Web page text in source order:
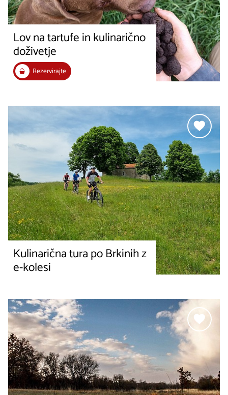
Lov na tartufe in kulinarično
doživetje
Rezervirajte
Kulinarična tura po Brkinih z
e-kolesi